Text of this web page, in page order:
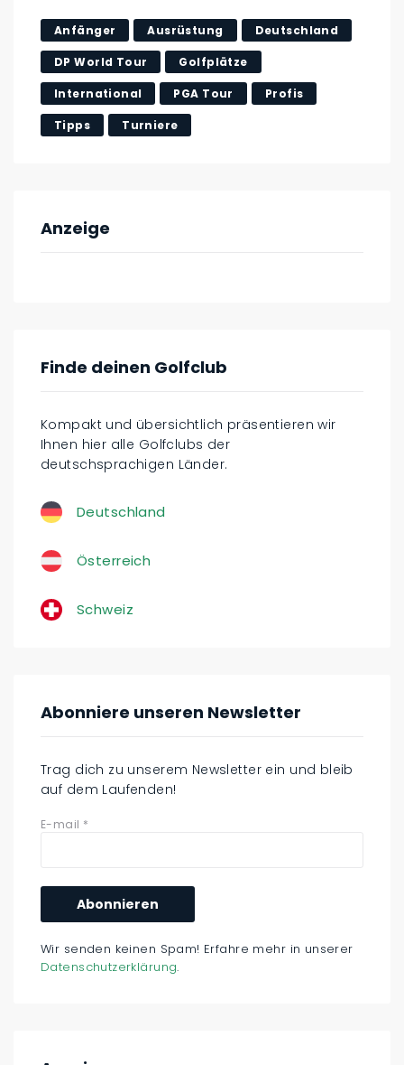
Anfänger Ausrüstung Deutschland
DP World Tour Golfplätze
International PGA Tour Profis
Tipps Turniere
Anzeige
Finde deinen Golfclub
Kompakt und übersichtlich präsentieren wir
Ihnen hier alle Golfclubs der
deutschsprachigen Länder.
Deutschland
Österreich
Schweiz
Abonniere unseren Newsletter
Trag dich zu unserem Newsletter ein und bleib
auf dem Laufenden!
E-mail *
Wir senden keinen Spam! Erfahre mehr in unserer
Datenschutzerklärung.